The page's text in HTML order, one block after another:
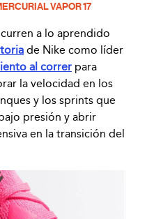
VAPOR 17
a lo aprendido
de Nike como líder
al correr para
la velocidad en los
y los sprints que
presión y abrir
en la transición del